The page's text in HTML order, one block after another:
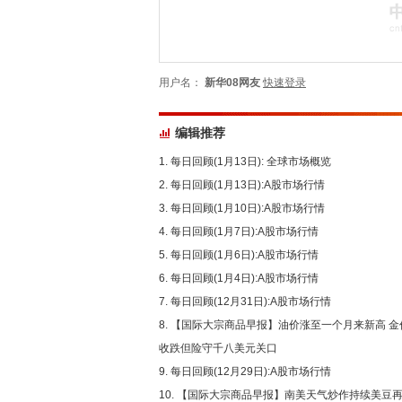
用户名： 新华08网友 快速登录
编辑推荐
每日回顾(1月13日): 全球市场概览
每日回顾(1月13日):A股市场行情
每日回顾(1月10日):A股市场行情
每日回顾(1月7日):A股市场行情
每日回顾(1月6日):A股市场行情
每日回顾(1月4日):A股市场行情
每日回顾(12月31日):A股市场行情
【国际大宗商品早报】油价涨至一个月来新高 金
收跌但险守千八美元关口
每日回顾(12月29日):A股市场行情
【国际大宗商品早报】南美天气炒作持续美豆